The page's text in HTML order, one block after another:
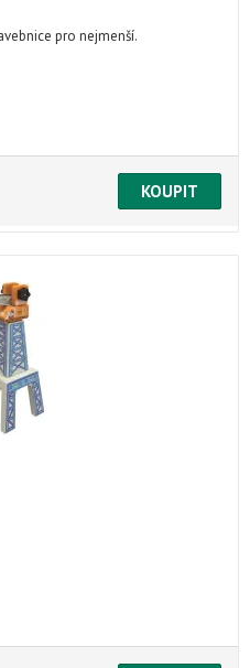
pro nejmenší.